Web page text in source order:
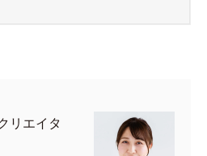
リエイタ